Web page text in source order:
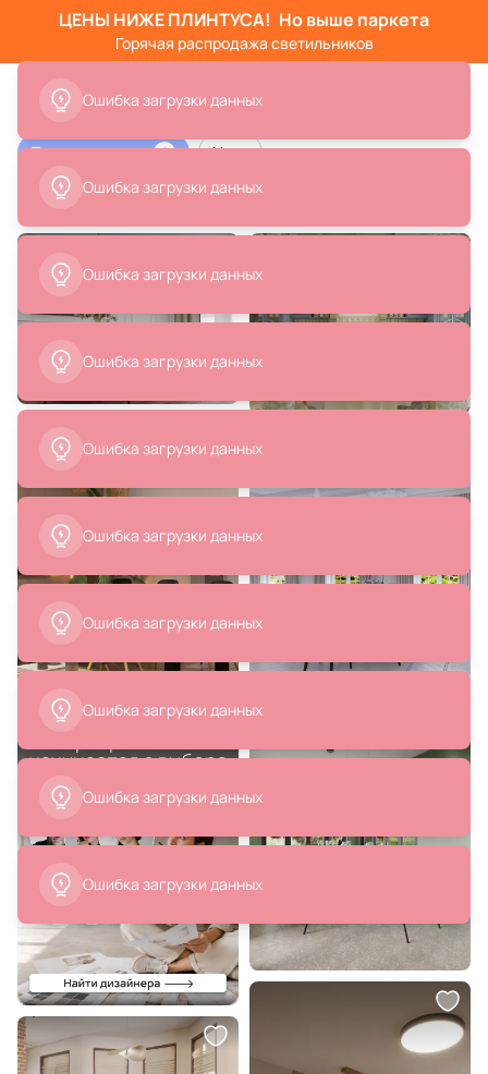
ЦЕНЫ НИЖЕ ПЛИНТУСА! Но выше паркета
Горячая распродажа светильников
Тип помещения 1 Цвет
Дизайн столовой
Ошибка загрузки данных
Ошибка загрузки данных
Ошибка загрузки данных
Ошибка загрузки данных
Ошибка загрузки данных
Ошибка загрузки данных
Ошибка загрузки данных
Ошибка загрузки данных
Ошибка загрузки данных
Ошибка загрузки данных